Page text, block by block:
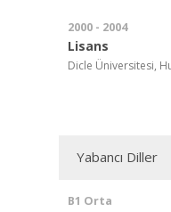
2000 - 2004
Lisans
Dicle Üniversitesi,
Yabancı Diller
B1 Orta